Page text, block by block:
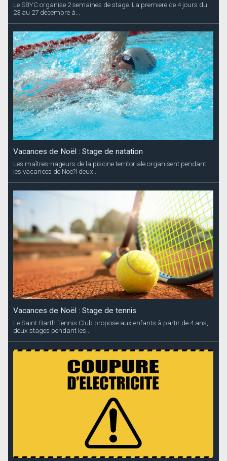
Le SBYC organise 2 semaines de stage. La premiere de 4 jours du
23 au 27 décembre à...
Vacances de Noël : Stage de natation
Les maîtres-nageurs de la piscine territoriale organisent pendant
les vacances de Noe?l deux...
Vacances de Noël : Stage de tennis
Le Saint-Barth Tennis Club propose aux enfants à partir de 4 ans,
deux stages pendant les...